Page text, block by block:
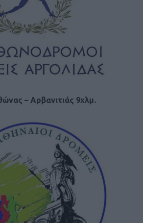
– Αρβανιτιάς 9χλμ.